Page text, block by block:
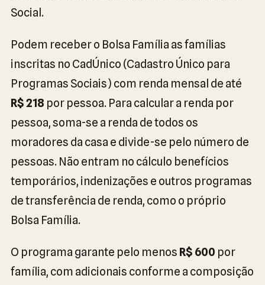
Social.
Podem receber o Bolsa Família as famílias
inscritas no CadÚnico (Cadastro Único para
Programas Sociais) com renda mensal de até
R$ 218 por pessoa. Para calcular a renda por
pessoa, soma-se a renda de todos os
moradores da casa e divide-se pelo número de
pessoas. Não entram no cálculo benefícios
temporários, indenizações e outros programas
de transferência de renda, como o próprio
Bolsa Família.
O programa garante pelo menos R$ 600 por
família, com adicionais conforme a composição